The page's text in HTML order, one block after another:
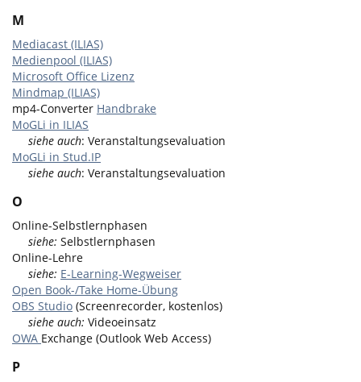
M
Mediacast (ILIAS)
Medienpool (ILIAS)
Microsoft Office Lizenz
Mindmap (ILIAS)
mp4-Converter Handbrake
MoGLi in ILIAS
siehe auch: Veranstaltungsevaluation
MoGLi in Stud.IP
siehe auch: Veranstaltungsevaluation
O
Online-Selbstlernphasen
siehe: Selbstlernphasen
Online-Lehre
siehe: E-Learning-Wegweiser
Open Book-/Take Home-Übung
OBS Studio (Screenrecorder, kostenlos)
siehe auch: Videoeinsatz
OWA Exchange (Outlook Web Access)
P